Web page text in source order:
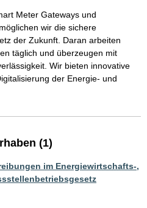
Meter Gateways und
wir die sichere
der Zukunft. Daran arbeiten
täglich und überzeugen mit
Wir bieten innovative
der Energie- und
(1)
im Energiewirtschafts-,